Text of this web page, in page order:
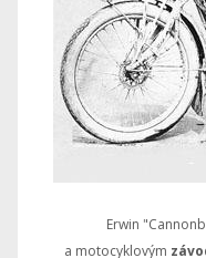
Erwin
a motocyklovým